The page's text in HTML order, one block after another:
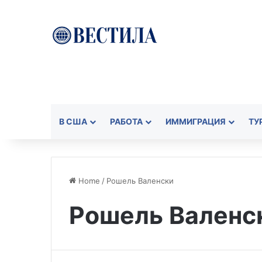
В США РАБОТА ИММИГРАЦИЯ
Home / Рошель Валенски
Рошель